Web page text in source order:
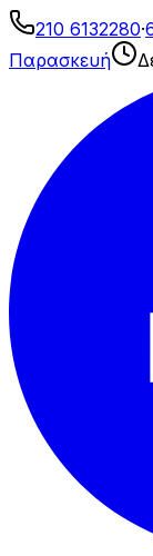
210 6132280·
Παρασκευή